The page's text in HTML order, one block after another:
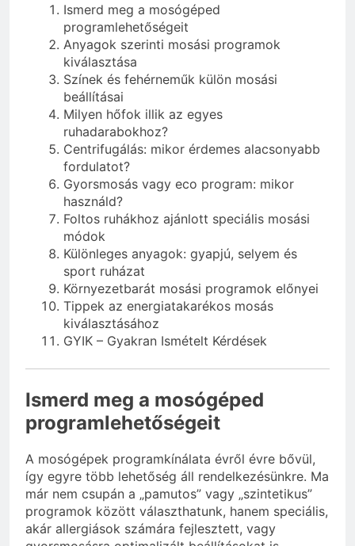
Ismerd meg a mosógéped
programlehetőségeit
Anyagok szerinti mosási programok
kiválasztása
Színek és fehérneműk külön mosási
beállításai
Milyen hőfok illik az egyes
ruhadarabokhoz?
Centrifugálás: mikor érdemes alacsonyabb
fordulatot?
Gyorsmosás vagy eco program: mikor
használd?
Foltos ruhákhoz ajánlott speciális mosási
módok
Különleges anyagok: gyapjú, selyem és
sport ruházat
Környezetbarát mosási programok előnyei
Tippek az energiatakarékos mosás
kiválasztásához
GYIK – Gyakran Ismételt Kérdések
Ismerd meg a mosógéped
programlehetőségeit
A mosógépek programkínálata évről évre bővül,
így egyre több lehetőség áll rendelkezésünkre. Ma
már nem csupán a „pamutos” vagy „szintetikus”
programok között választhatunk, hanem speciális,
akár allergiások számára fejlesztett, vagy